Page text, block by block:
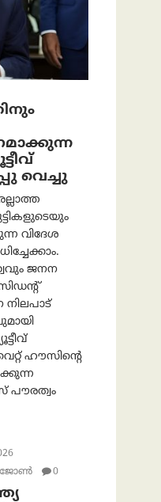
വെച്ചു
വിദേശ
ജനന
ഹൗസിന്റെ
പൗരത്വം
ജോൺ
0